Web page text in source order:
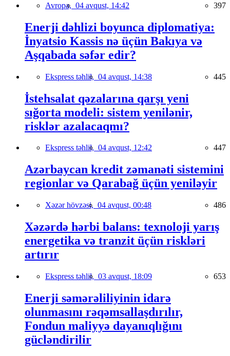
Avropa, 04 avqust, 14:42 397
Enerji dəhlizi boyunca diplomatiya:
İnyatsio Kassis nə üçün Bakıya və
Aşqabada səfər edir?
Ekspress təhlil, 04 avqust, 14:38 445
İstehsalat qəzalarına qarşı yeni
sığorta modeli: sistem yenilənir,
risklər azalacaqmı?
Ekspress təhlil, 04 avqust, 12:42 447
Azərbaycan kredit zəmanəti sistemini
regionlar və Qarabağ üçün yeniləyir
Xəzər hövzəsi, 04 avqust, 00:48 486
Xəzərdə hərbi balans: texnoloji yarış
energetika və tranzit üçün riskləri
artırır
Ekspress təhlil, 03 avqust, 18:09 653
Enerji səmərəliliyinin idarə
olunmasını rəqəmsallaşdırılır,
Fondun maliyyə dayanıqlığını
gücləndirilir